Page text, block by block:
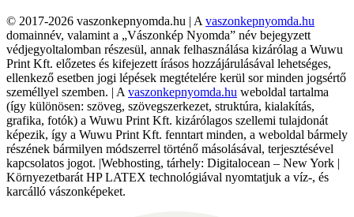
© 2017-2026 vaszonkepnyomda.hu | A vaszonkepnyomda.hu
domainnév, valamint a „Vászonkép Nyomda” név bejegyzett
védjegyoltalomban részesül, annak felhasználása kizárólag a Wuwu
Print Kft. előzetes és kifejezett írásos hozzájárulásával lehetséges,
ellenkező esetben jogi lépések megtételére kerül sor minden jogsértő
személlyel szemben. | A vaszonkepnyomda.hu weboldal tartalma
(így különösen: szöveg, szövegszerkezet, struktúra, kialakítás,
grafika, fotók) a Wuwu Print Kft. kizárólagos szellemi tulajdonát
képezik, így a Wuwu Print Kft. fenntart minden, a weboldal bármely
részének bármilyen módszerrel történő másolásával, terjesztésével
kapcsolatos jogot. |Webhosting, tárhely: Digitalocean – New York |
Környezetbarát HP LATEX technológiával nyomtatjuk a víz-, és
karcálló vászonképeket.